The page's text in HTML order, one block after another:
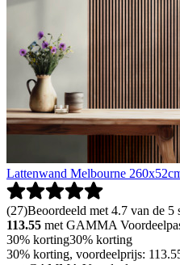
Lattenwand Melbourne
(27)Beoordeeld met 4.7 van de 5
113.55 met GAMMA
30% korting30% korting
30% korting, voordeelprijs: